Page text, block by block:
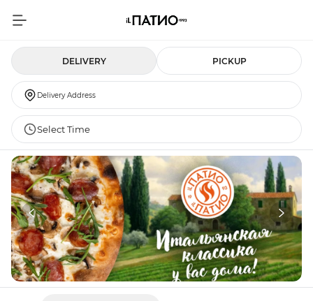
DELIVERY PICKUP
Delivery Address
Select Time